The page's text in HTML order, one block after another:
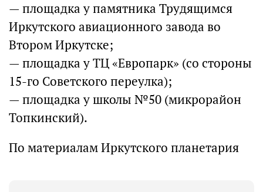
— площадка у памятника Трудящимся
Иркутского авиационного завода во
Втором Иркутске;
— площадка у ТЦ «Европарк» (со стороны
15-го Советского переулка);
— площадка у школы №50 (микрорайон
Топкинский).
По материалам Иркутского планетария